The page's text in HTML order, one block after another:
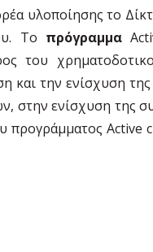
υλοποίησης το
Το πρόγραμμα
του
την ενίσχυση
στην ενίσχυση της
Active